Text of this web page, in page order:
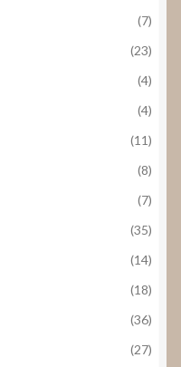
(7)
(23)
(4)
(4)
(11)
(8)
(7)
(35)
(14)
(18)
(36)
(27)